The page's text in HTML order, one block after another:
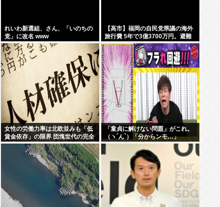
れいわ新選組、さん、「いのちの
党」に改名 www
【高市】福岡の自民党県議の海外
旅行費 5年で3億3700万円。避難
所で使えるテント 1個2万円。
女性の労働力率は北欧並みも「低
賃金依存」の限界 団塊世代の完全
引退で、企業が迫られる”最後の選
「童貞に解けない問題」がこれ。
（ヽ´ん`）「分からンモ…」